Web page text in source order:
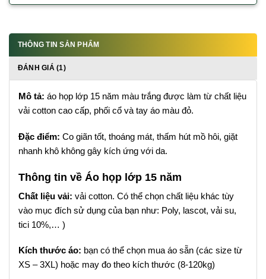
THÔNG TIN SẢN PHẨM
ĐÁNH GIÁ (1)
Mô tả: áo họp lớp 15 năm màu trắng được làm từ chất liệu
vải cotton cao cấp, phối cổ và tay áo màu đỏ.
Đặc điểm: Co giãn tốt, thoáng mát, thấm hút mồ hôi, giặt
nhanh khô không gây kích ứng với da.
Thông tin về Áo họp lớp 15 năm
Chất liệu vải: vải cotton. Có thể chọn chất liệu khác tùy
vào mục đích sử dụng của bạn như: Poly, lascot, vải su,
tici 10%,… )
Kích thước áo: bạn có thể chọn mua áo sẵn (các size từ
XS – 3XL) hoặc may đo theo kích thước (8-120kg)